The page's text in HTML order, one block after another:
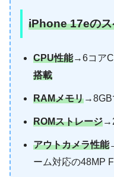
iPhone 17eのス
CPU性能→6コア
搭載
RAMメモリ→8GB
ROMストレージ
アウトカメラ性能
ーム対応の48MP